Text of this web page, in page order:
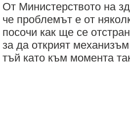
От Министерството на
че проблемът е от
посочи как ще се
за да открият
тъй като към момента